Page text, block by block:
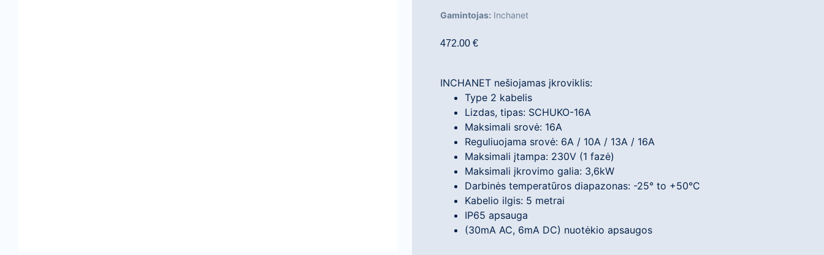
Gamintojas: Inchanet
472.00 €
INCHANET nešiojamas įkroviklis:
Type 2 kabelis
Lizdas, tipas: SCHUKO-16A
Maksimali srovė: 16A
Reguliuojama srovė: 6A / 10A / 13A / 16A
Maksimali įtampa: 230V (1 fazė)
Maksimali įkrovimo galia: 3,6kW
Darbinės temperatūros diapazonas: -25° to +50°C
Kabelio ilgis: 5 metrai
IP65 apsauga
(30mA AC, 6mA DC) nuotėkio apsaugos